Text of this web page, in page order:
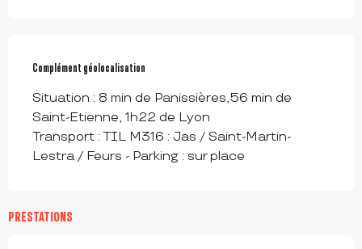
Complément géolocalisation
Complément géolocalisation
Situation : 8 min de Panissières,56 min de
Saint-Etienne, 1h22 de Lyon
Transport : TIL M316 : Jas / Saint-Martin-
Lestra / Feurs - Parking : sur place
PRESTATIONS